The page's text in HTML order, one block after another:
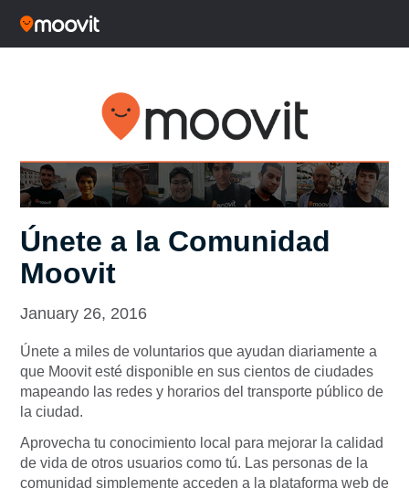
Únete a la Comunidad
Moovit
January 26, 2016
Únete a miles de voluntarios que ayudan diariamente a
que Moovit esté disponible en sus cientos de ciudades
mapeando las redes y horarios del transporte público de
la ciudad.
Aprovecha tu conocimiento local para mejorar la calidad
de vida de otros usuarios como tú. Las personas de la
comunidad simplemente acceden a la plataforma web de